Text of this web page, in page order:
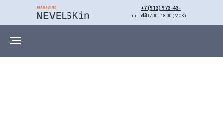
+7 (913) 973-43-
43
пн - вс 07:00 - 18:00 (МСК)